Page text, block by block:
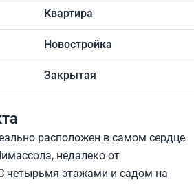
Квартира
Новостройка
Закрытая
расположен в самом сердце
недалеко от
четырьмя этажами и садом на